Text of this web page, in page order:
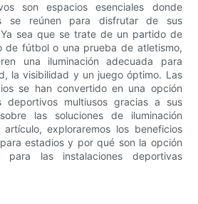
son espacios esenciales donde
se reúnen para disfrutar de sus
sea que se trate de un partido de
de fútbol o una prueba de atletismo,
una iluminación adecuada para
la visibilidad y un juego óptimo. Las
se han convertido en una opción
deportivos multiusos gracias a sus
las soluciones de iluminación
exploraremos los beneficios
estadios y por qué son la opción
para las instalaciones deportivas